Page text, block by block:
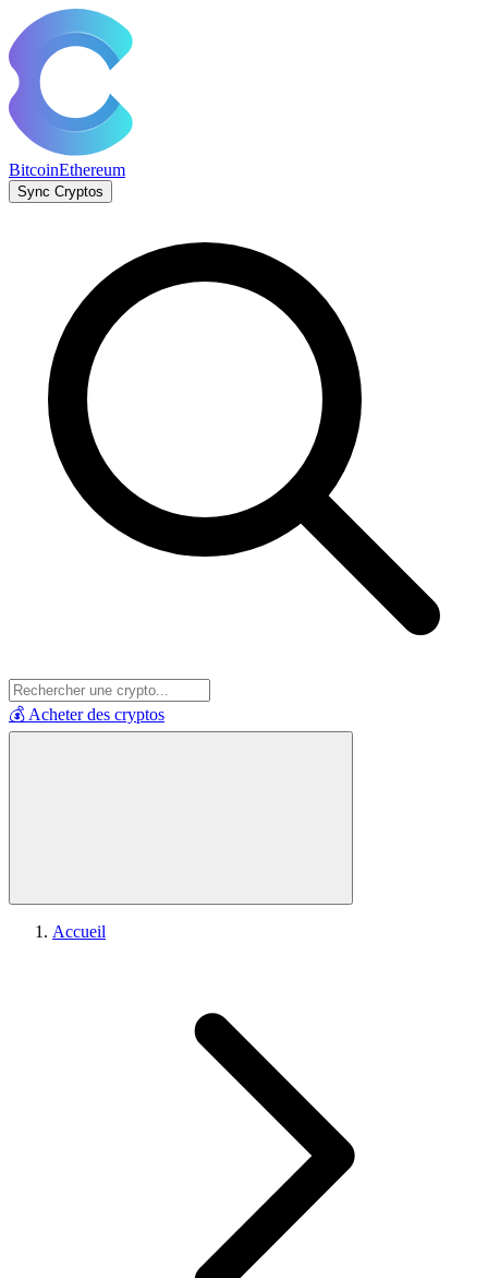
BitcoinEthereum
Sync Cryptos
💰 Acheter des cryptos
Accueil